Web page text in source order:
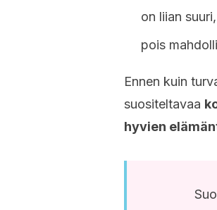
on liian
pois
Ennen kuin
suositeltavaa
hyvien